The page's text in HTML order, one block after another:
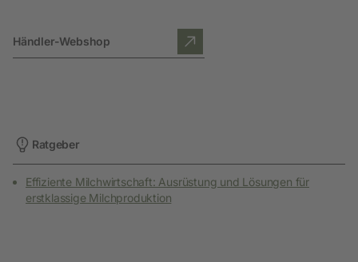
Händler-Webshop
Ratgeber
Effiziente Milchwirtschaft: Ausrüstung und Lösungen für
erstklassige Milchproduktion